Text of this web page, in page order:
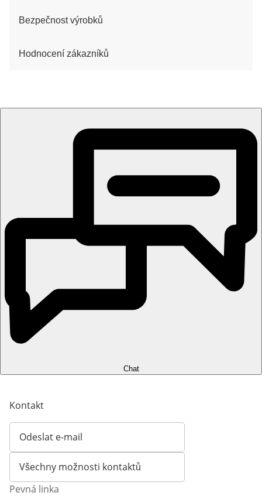
Bezpečnost výrobků
Hodnocení zákazníků
Chat
Kontakt
Odeslat e-mail
Otevírá e-mailového klienta
Všechny možnosti kontaktů
Pevná linka